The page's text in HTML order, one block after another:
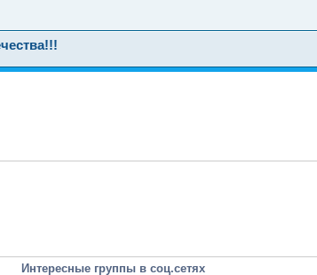
Интересные группы в соц.сетях